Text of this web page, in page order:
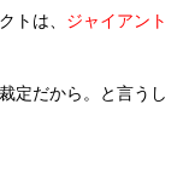
トは、 ジャイアント
定だから。と言うし